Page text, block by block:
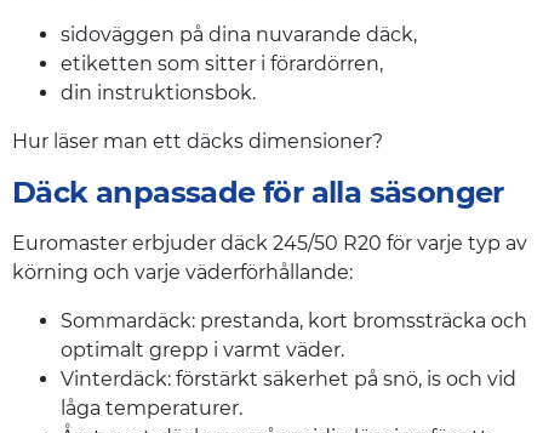
sidoväggen på dina nuvarande däck,
etiketten som sitter i förardörren,
din instruktionsbok.
Hur läser man ett däcks dimensioner?
Däck anpassade för alla säsonger
Euromaster erbjuder däck 245/50 R20 för varje typ av
körning och varje väderförhållande:
Sommardäck: prestanda, kort bromssträcka och
optimalt grepp i varmt väder.
Vinterdäck: förstärkt säkerhet på snö, is och vid
låga temperaturer.